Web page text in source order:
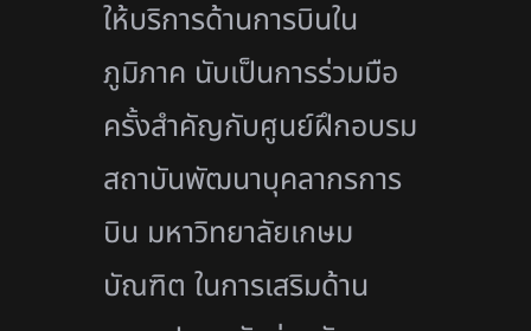
ให้บริการด้านการบินใน
ภูมิภาค นับเป็นการร่วมมือ
ครั้งสำคัญกับศูนย์ฝึกอบรม
สถาบันพัฒนาบุคลากรการ
บิน มหาวิทยาลัยเกษม
บัณฑิต ในการเสริมด้าน